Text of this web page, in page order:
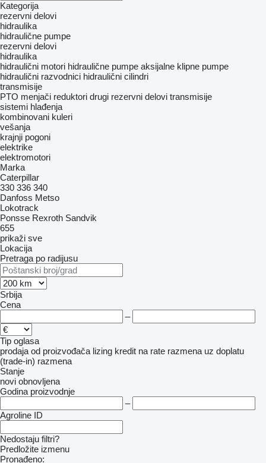
Kategorija
rezervni delovi
hidraulika
hidraulične pumpe
rezervni delovi
hidraulika
hidraulični motori hidraulične pumpe aksijalne klipne pumpe
hidraulični razvodnici hidraulični cilindri
transmisije
PTO menjači reduktori drugi rezervni delovi transmisije
sistemi hlađenja
kombinovani kuleri
vešanja
krajnji pogoni
elektrike
elektromotori
Marka
Caterpillar
330 336 340
Danfoss Metso
Lokotrack
Ponsse Rexroth Sandvik
655
prikaži sve
Lokacija
Pretraga po radijusu
Srbija
Cena
–
Tip oglasa
prodaja od proizvođača lizing kredit na rate razmena uz doplatu
(trade-in) razmena
Stanje
novi obnovljena
Godina proizvodnje
–
Agroline ID
Nedostaju filtri?
Predložite izmenu
Pronađeno: